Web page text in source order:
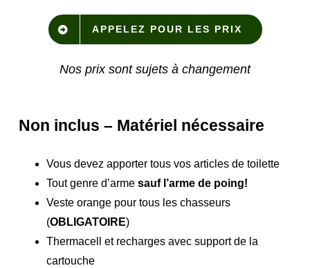
APPELEZ POUR LES PRIX
Nos prix sont sujets à changement
Non inclus – Matériel nécessaire
Vous devez apporter tous vos articles de toilette
Tout genre d’arme sauf l’arme de poing!
Veste orange pour tous les chasseurs
(OBLIGATOIRE)
Thermacell et recharges avec support de la
cartouche